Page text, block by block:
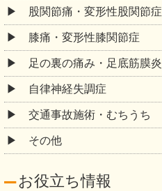
股関節痛・変形性股関節症
膝痛・変形性膝関節症
足の裏の痛み・足底筋膜炎
自律神経失調症
交通事故施術・むちうち
その他
お役立ち情報